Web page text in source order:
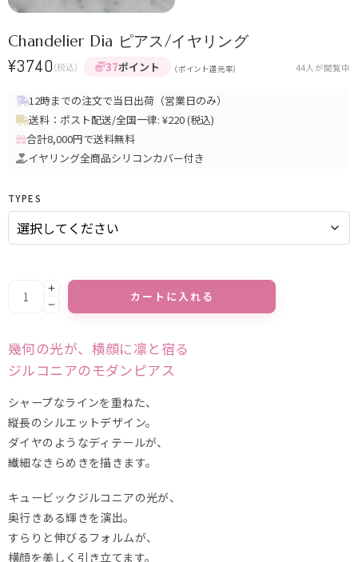
Chandelier Dia ピアス/イヤリング
¥3740 (税込) 37ポイント （ポイント還元率） 44人が閲覧中
12時までの注文で当日出荷（営業日のみ）
送料：ポスト配送/全国一律: ¥220 (税込)
合計8,000円で送料無料
イヤリング全商品シリコンカバー付き
TYPES
カートに入れる
幾何の光が、横顔に凛と宿る
ジルコニアのモダンピアス
シャープなラインを重ねた、
縦長のシルエットデザイン。
ダイヤのようなディテールが、
繊細なきらめきを描きます。
キュービックジルコニアの光が、
奥行きある輝きを演出。
すらりと伸びるフォルムが、
横顔を美しく引き立てます。